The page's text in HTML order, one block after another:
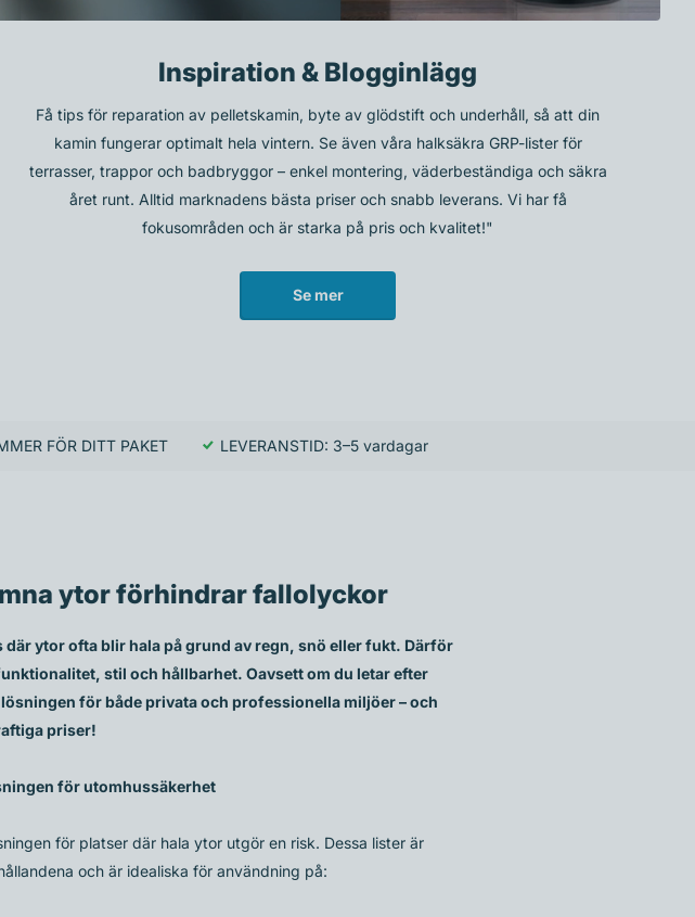
Inspiration & Blogginlägg
Få tips för reparation av pelletskamin, byte av glödstift och underhåll, så att din
kamin fungerar optimalt hela vintern. Se även våra halksäkra GRP-lister för
terrasser, trappor och badbryggor – enkel montering, väderbeständiga och säkra
året runt. Alltid marknadens bästa priser och snabb leverans. Vi har få
fokusområden och är starka på pris och kvalitet!"
Se mer
FÖR DITT PAKET LEVERANSTID: 3–5 vardagar
ytor förhindrar fallolyckor
ytor ofta blir hala på grund av regn, snö eller fukt. Därför
stil och hållbarhet. Oavsett om du letar efter
för både privata och professionella miljöer – och
priser!
för utomhussäkerhet
för platser där hala ytor utgör en risk. Dessa lister är
och är idealiska för användning på: